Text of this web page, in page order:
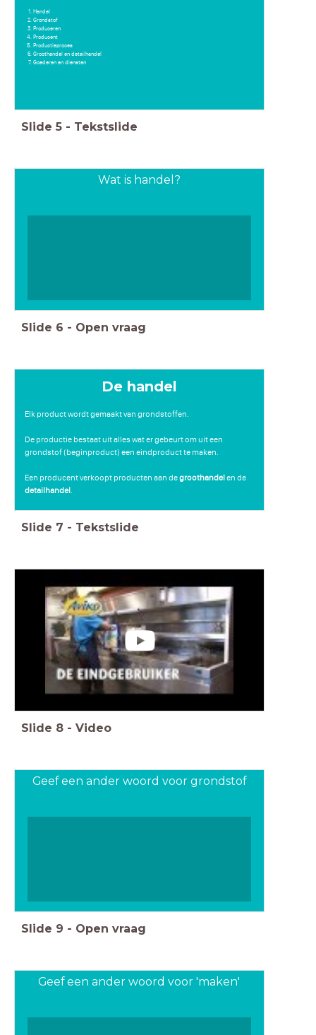
Handel
Grondstof
Produceren
Producent
Productieproces
Groothandel en detailhandel
Goederen en diensten
Slide 5 - Tekstslide
Wat is handel?
Slide 6 - Open vraag
De handel
Elk product wordt gemaakt van grondstoffen.
De productie bestaat uit alles wat er gebeurt om uit een
grondstof (beginproduct) een eindproduct te maken.
Een producent verkoopt producten aan degroothandelen de
detailhandel.
Slide 7 - Tekstslide
Slide 8 - Video
Geef een ander woord voor grondstof
Slide 9 - Open vraag
Geef een ander woord voor 'maken'